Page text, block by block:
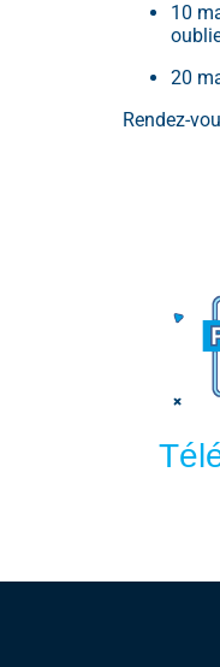
10
20
Rendez-